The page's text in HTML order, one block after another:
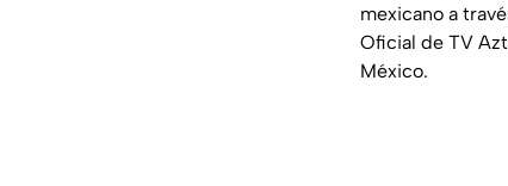
mexicano a
Oficial de TV
México.